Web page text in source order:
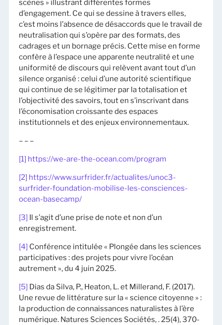
scènes » illustrant différentes formes
d’engagement. Ce qui se dessine à travers elles,
c’est moins l’absence de désaccords que le travail de
neutralisation qui s’opère par des formats, des
cadrages et un bornage précis. Cette mise en forme
confère à l’espace une apparente neutralité et une
uniformité de discours qui relèvent avant tout d’un
silence organisé : celui d’une autorité scientifique
qui continue de se légitimer par la totalisation et
l’objectivité des savoirs, tout en s’inscrivant dans
l’économisation croissante des espaces
institutionnels et des enjeux environnementaux.
– – –
[1] https://we-are-the-ocean.com/program
[2] https://www.surfrider.fr/actualites/unoc3-
surfrider-foundation-mobilise-les-consciences-
ocean-basecamp/
[3] Il s’agit d’une prise de note et non d’un
enregistrement.
[4] Conférence intitulée « Plongée dans les sciences
participatives : des projets pour vivre l’océan
autrement », du 4 juin 2025.
[5] Dias da Silva, P., Heaton, L. et Millerand, F. (2017).
Une revue de littérature sur la « science citoyenne » :
la production de connaissances naturalistes à l’ère
numérique. Natures Sciences Sociétés, . 25(4), 370-